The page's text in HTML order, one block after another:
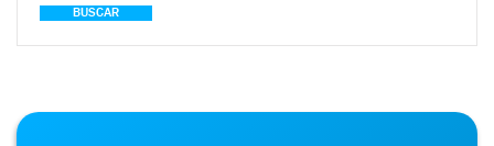
BUSCAR